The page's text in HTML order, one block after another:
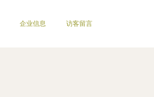
企业信息 访客留言